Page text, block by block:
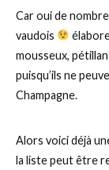
Car oui de
vaudois
mousseux,
puisqu’ils ne
Champagne.
Alors voici déjà
la liste peut être